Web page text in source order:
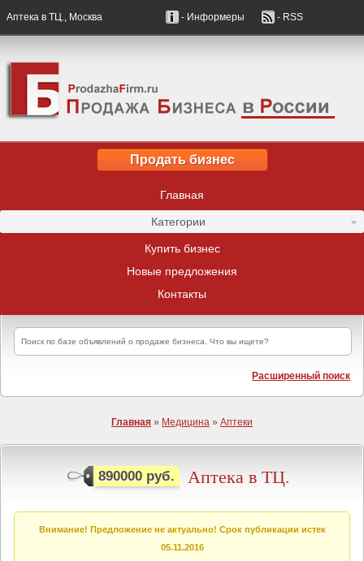
Аптека в ТЦ., Москва - Информеры - RSS
Продать бизнес
Главная
Категории
Купить бизнес
Новые предложения
Контакты
Расширенный поиск
Главная » Медицина » Аптеки
890000 руб. Аптека в ТЦ.
Внимание! Предложение не актуально! Срок публикации истек
05.11.2016